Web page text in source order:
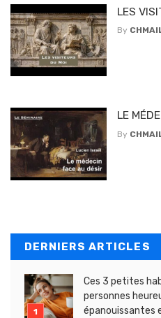
LES
By
LE
By
DERNIERS ARTICLES
Ces 3 petites
personnes
épanouissantes